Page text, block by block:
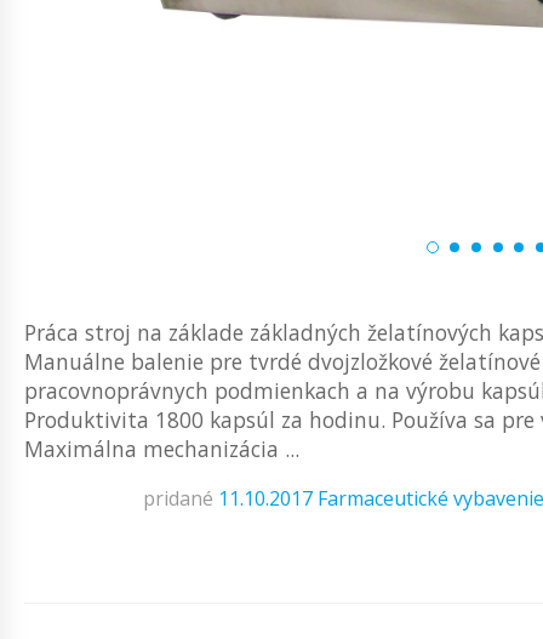
Práca stroj na základe základných želatínových
Manuálne balenie pre tvrdé dvojzložkové
pracovnoprávnych podmienkach a na výrobu
Produktivita 1800 kapsúl za hodinu. Používa sa
Maximálna mechanizácia ...
pridané 11.10.2017 Farmaceutické vybavenie